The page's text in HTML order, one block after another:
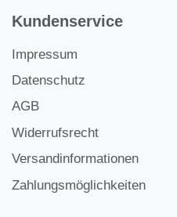
Kundenservice
Impressum
Datenschutz
AGB
Widerrufsrecht
Versandinformationen
Zahlungsmöglichkeiten